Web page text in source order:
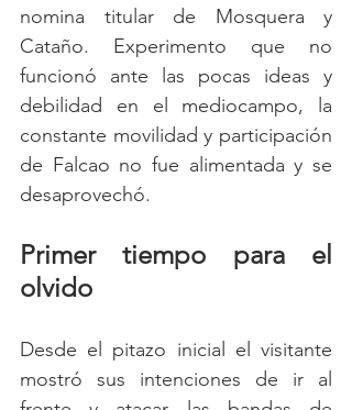
nomina titular de Mosquera y
Cataño. Experimento que no
funcionó ante las pocas ideas y
debilidad en el mediocampo, la
constante movilidad y participación
de Falcao no fue alimentada y se
desaprovechó.
Primer tiempo para el
olvido
Desde el pitazo inicial el visitante
mostró sus intenciones de ir al